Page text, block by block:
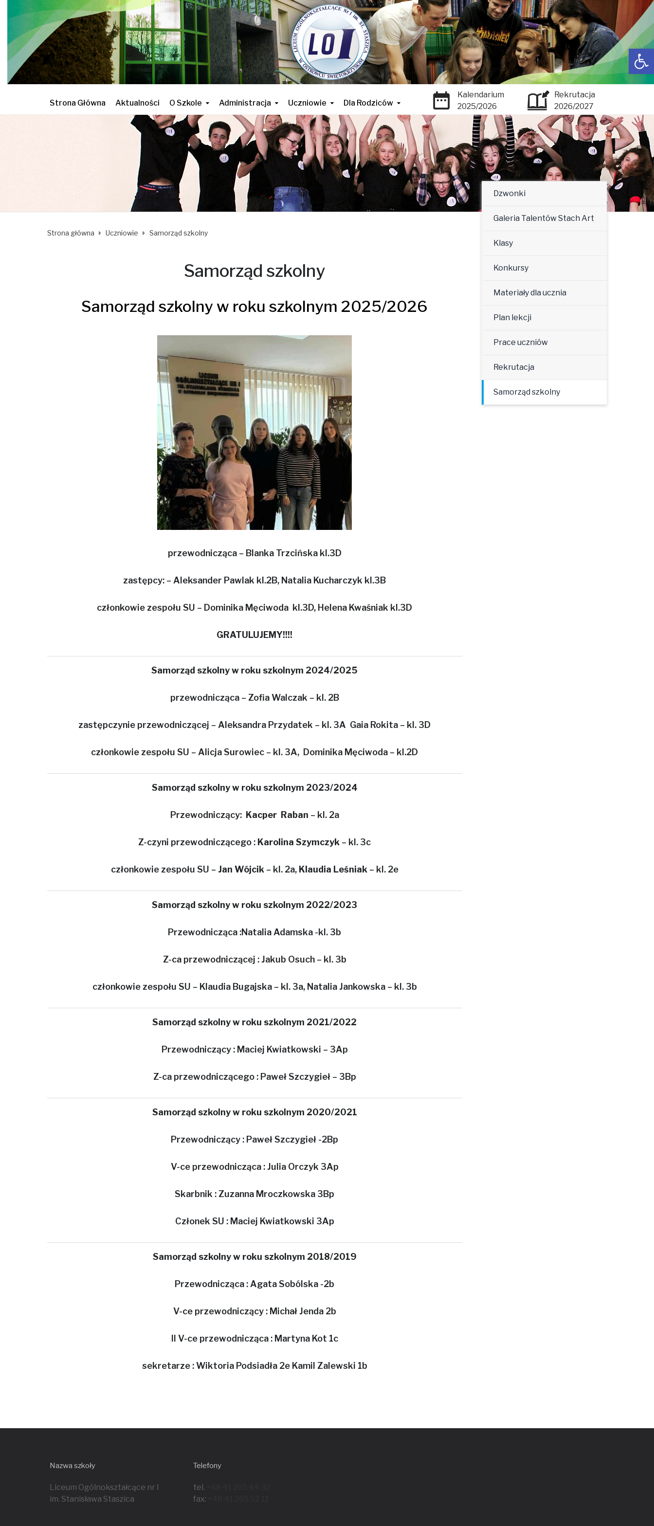
Open toolbar
Strona Główna Aktualności O Szkole Administracja Uczniowie Dla Rodziców
Kalendarium
2025/2026
Rekrutacja
2026/2027
Strona główna Uczniowie Samorząd szkolny
Samorząd szkolny
Samorząd szkolny w roku szkolnym 2025/2026
przewodnicząca – Blanka Trzcińska kl.3D
zastępcy: – Aleksander Pawlak kl.2B, Natalia Kucharczyk kl.3B
członkowie zespołu SU – Dominika Męciwoda kl.3D, Helena Kwaśniak kl.3D
GRATULUJEMY!!!!
Samorząd szkolny w roku szkolnym 2024/2025
przewodnicząca – Zofia Walczak – kl. 2B
zastępczynie przewodniczącej – Aleksandra Przydatek – kl. 3A Gaia Rokita – kl. 3D
członkowie zespołu SU – Alicja Surowiec – kl. 3A, Dominika Męciwoda – kl.2D
Samorząd szkolny w roku szkolnym 2023/2024
Przewodniczący: Kacper Raban – kl. 2a
Z-czyni przewodniczącego : Karolina Szymczyk – kl. 3c
członkowie zespołu SU – Jan Wójcik – kl. 2a, Klaudia Leśniak – kl. 2e
Samorząd szkolny w roku szkolnym 2022/2023
Przewodnicząca :Natalia Adamska -kl. 3b
Z-ca przewodniczącej : Jakub Osuch – kl. 3b
członkowie zespołu SU – Klaudia Bugajska – kl. 3a, Natalia Jankowska – kl. 3b
Samorząd szkolny w roku szkolnym 2021/2022
Przewodniczący : Maciej Kwiatkowski – 3Ap
Z-ca przewodniczącego : Paweł Szczygieł – 3Bp
Samorząd szkolny w roku szkolnym 2020/2021
Przewodniczący : Paweł Szczygieł -2Bp
V-ce przewodnicząca :Julia Orczyk 3Ap
Skarbnik : Zuzanna Mroczkowska 3Bp
Członek SU : Maciej Kwiatkowski 3Ap
Samorząd szkolny w roku szkolnym 2018/2019
Przewodnicząca : Agata Sobólska -2b
V-ce przewodniczący :Michał Jenda 2b
II V-ce przewodnicząca : Martyna Kot 1c
sekretarze :Wiktoria Podsiadła 2e Kamil Zalewski 1b
Dzwonki
Galeria Talentów Stach Art
Klasy
Konkursy
Materiały dla ucznia
Plan lekcji
Prace uczniów
Rekrutacja
Samorząd szkolny
Nazwa szkoły
Liceum Ogólnokształcące nr I
im. Stanisława Staszica
Telefony
tel.
fax: